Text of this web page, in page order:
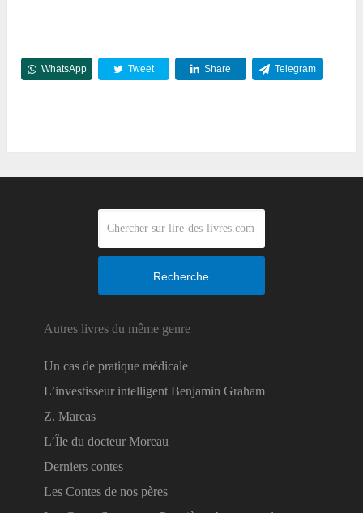
WhatsApp Tweet Share Telegram
Recherche
Autres livres du même genre
Un cas de pratique médicale
L’investisseur intelligent Benjamin Graham
Z. Marcas
L’Île du docteur Moreau
Derniers contes
Les Contes de nos pères